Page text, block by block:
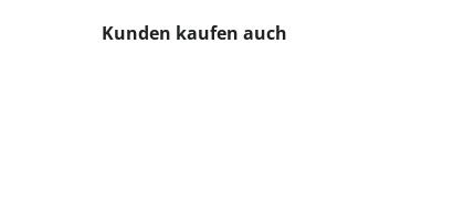
Produktgalerie überspringen
Kunden kaufen auch